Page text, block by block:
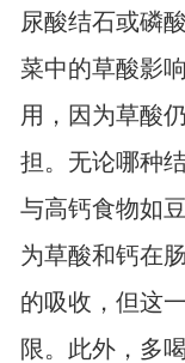
尿酸结石或磷
菜中的草酸影
用，因为草酸
担。无论哪种
与高钙食物如
为草酸和钙在
的吸收，但这
限。此外，多